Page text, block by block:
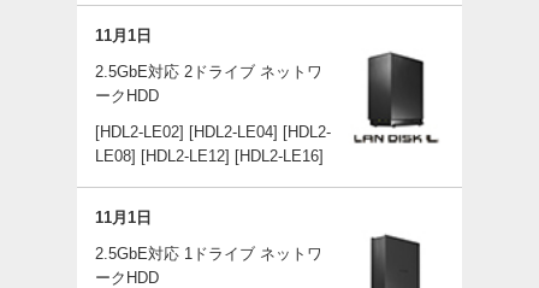
11月1日
2.5GbE対応 2ドライブ ネットワ
ークHDD
[HDL2-LE02] [HDL2-LE04] [HDL2-
LE08] [HDL2-LE12] [HDL2-LE16]
11月1日
2.5GbE対応 1ドライブ ネットワ
ークHDD